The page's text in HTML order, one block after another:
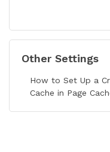
Other Settings
How to Set Up a
Cache in Page